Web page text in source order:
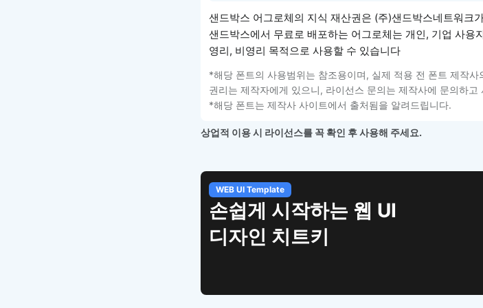
샌드박스 어그로체의 지식 재산권은 (주)샌드박스네트워크
샌드박스에서 무료로 배포하는 어그로체는 개인, 기업 사용
영리, 비영리 목적으로 사용할 수 있습니다
*해당 폰트의 사용범위는 참조용이며, 실제 적용 전 폰트 제작
권리는 제작자에게 있으니, 라이선스 문의는 제작사에 문의하고
*해당 폰트는 제작사 사이트에서 출처됨을 알려드립니다.
상업적 이용 시 라이선스를 꼭 확인 후 사용해 주세요.
WEB UI Template
손쉽게 시작하는 웹 UI
디자인 치트키